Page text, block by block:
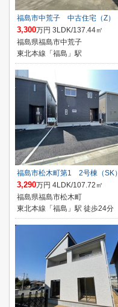
福島市中荒子 中古住宅（Z）
3,300万円 3LDK/137.44㎡
福島県福島市中荒子
東北本線「福島」駅
福島市松木町第1 2号棟（SK）
3,290万円 4LDK/107.72㎡
福島県福島市松木町
東北本線「福島」駅 徒歩24分